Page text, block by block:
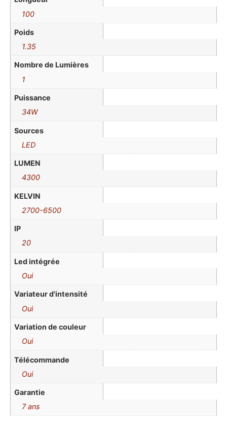
100
Poids
1.35
Nombre de Lumières
1
Puissance
34W
Sources
LED
LUMEN
4300
KELVIN
2700-6500
IP
20
Led intégrée
Oui
Variateur d'intensité
Oui
Variation de couleur
Oui
Télécommande
Oui
Garantie
7 ans